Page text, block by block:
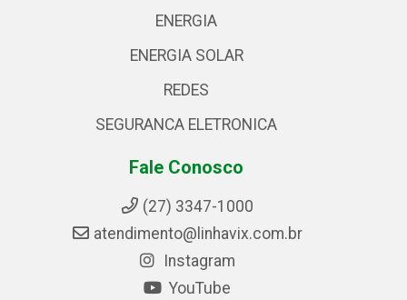
ENERGIA
ENERGIA SOLAR
REDES
SEGURANCA ELETRONICA
Fale Conosco
(27) 3347-1000
atendimento@linhavix.com.br
Instagram
YouTube